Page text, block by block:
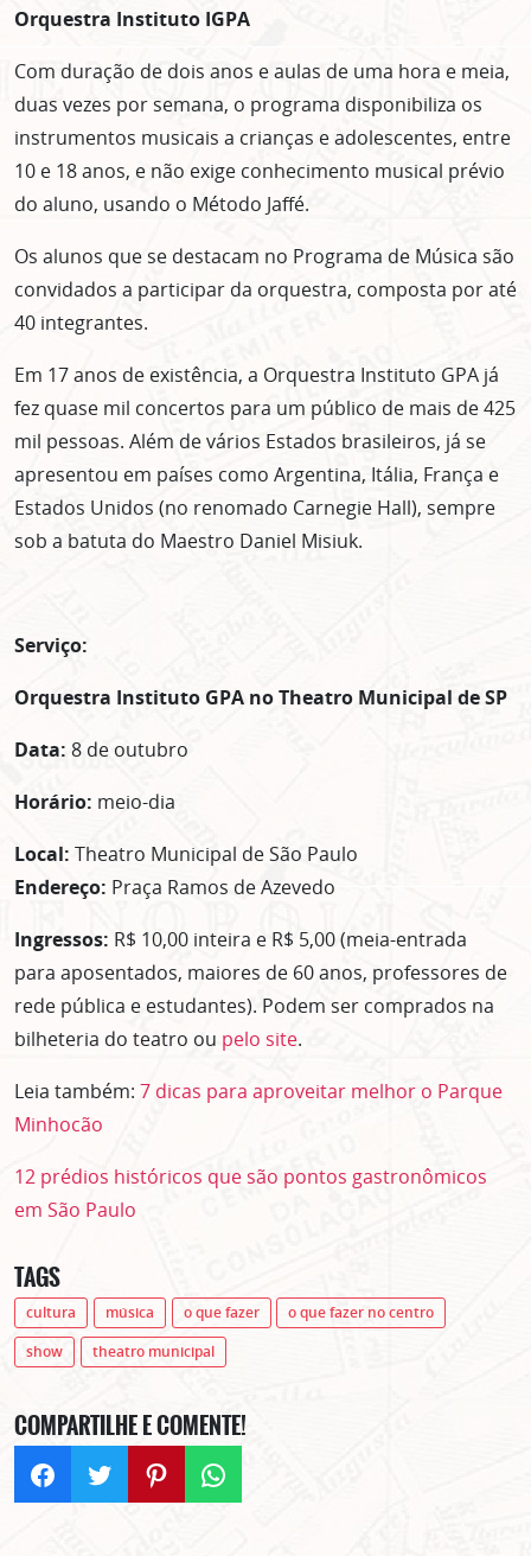
Orquestra Instituto IGPA
Com duração de dois anos e aulas de uma hora e meia,
duas vezes por semana, o programa disponibiliza os
instrumentos musicais a crianças e adolescentes, entre
10 e 18 anos, e não exige conhecimento musical prévio
do aluno, usando o Método Jaffé.
Os alunos que se destacam no Programa de Música são
convidados a participar da orquestra, composta por até
40 integrantes.
Em 17 anos de existência, a Orquestra Instituto GPA já
fez quase mil concertos para um público de mais de 425
mil pessoas. Além de vários Estados brasileiros, já se
apresentou em países como Argentina, Itália, França e
Estados Unidos (no renomado Carnegie Hall), sempre
sob a batuta do Maestro Daniel Misiuk.
Serviço:
Orquestra Instituto GPA no Theatro Municipal de SP
Data: 8 de outubro
Horário: meio-dia
Local: Theatro Municipal de São Paulo
Endereço: Praça Ramos de Azevedo
Ingressos: R$ 10,00 inteira e R$ 5,00 (meia-entrada
para aposentados, maiores de 60 anos, professores de
rede pública e estudantes). Podem ser comprados na
bilheteria do teatro ou pelo site.
Leia também: 7 dicas para aproveitar melhor o Parque
Minhocão
12 prédios históricos que são pontos gastronômicos
em São Paulo
TAGS
cultura música o que fazer
o que fazer no centro
show
theatro municipal
COMPARTILHE E COMENTE!